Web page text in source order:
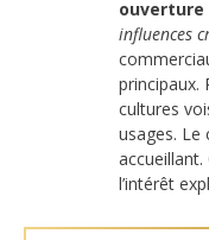
ouverture
influences
principaux.
cultures
usages. Le
l’intérêt